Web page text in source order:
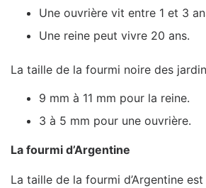
Une ouvrière vit entre 1 et 3
Une reine peut vivre 20 ans.
La taille de la fourmi noire des
9 mm à 11 mm pour la reine.
3 à 5 mm pour une ouvrière.
La fourmi d’Argentine
La taille de la fourmi d’Argentine est